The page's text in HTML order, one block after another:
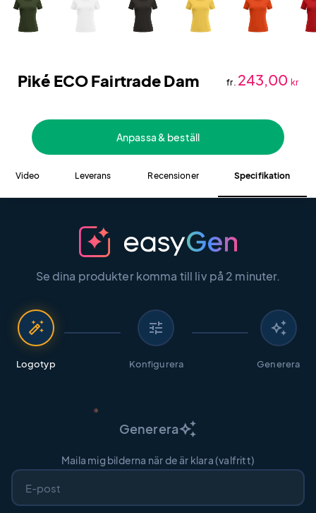
Piké ECO Fairtrade Dam fr. 243,00 kr
Anpassa & beställ
Video Leverans Recensioner Specifikation
Se dina produkter komma till liv på 2 minuter.
auto_fix_high
Logotyp
tune
Konfigurera
auto_awesome
Generera
Genereraauto_awesome
Maila mig bilderna när de är klara (valfritt)